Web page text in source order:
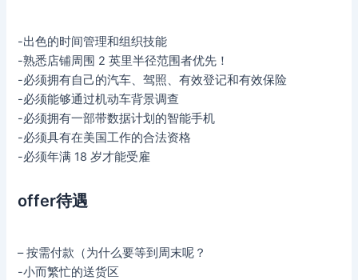
-出色的时间管理和组织技能
-熟悉店铺周围 2 英里半径范围者优先！
-必须拥有自己的汽车、驾照、有效登记和有效保险
-必须能够通过机动车背景调查
-必须拥有一部带数据计划的智能手机
-必须具有在美国工作的合法资格
-必须年满 18 岁才能受雇
offer待遇
– 按需付款（为什么要等到周末呢？
-小而繁忙的送货区